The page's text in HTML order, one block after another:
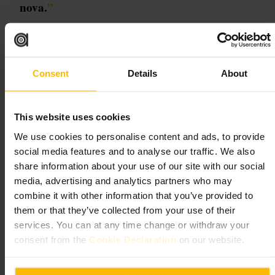
Consent Details About
This website uses cookies
We use cookies to personalise content and ads, to provide
social media features and to analyse our traffic. We also
share information about your use of our site with our social
media, advertising and analytics partners who may
combine it with other information that you’ve provided to
them or that they’ve collected from your use of their
services. You can at any time change or withdraw your
consent from the Cookie Declaration on our website.
nova.”
O que esperar
Caminhos amplos, relvados para repousar e vários monumentos e
estátuas com painéis informativos. Encontrará pontos cénicos, zonas
para piqueniques e áreas mais sossegadas junto às árvores. No inverno
parte do espaço ganha iluminação e atrações sazonais; em época
turística o movimento aumenta e é comum haver bancas ou animação
ao ar livre.
Planeie a sua visita